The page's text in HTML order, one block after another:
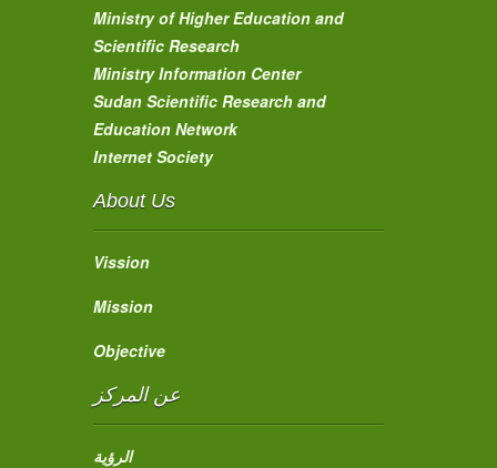
Ministry of Higher Education and
Scientific Research
Ministry Information Center
Sudan Scientific Research and
Education Network
Internet Society
About Us
Vission
Mission
Objective
عن المركز
الرؤية